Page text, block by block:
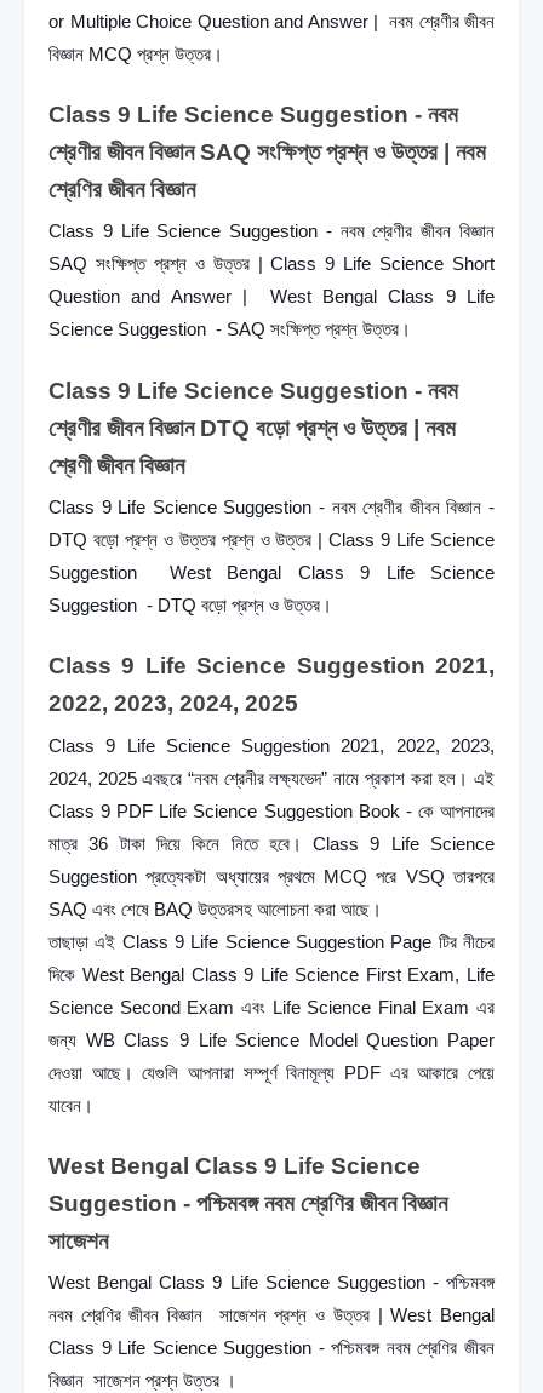
or Multiple Choice Question and Answer |  নবম শ্রেণীর জীবন
বিজ্ঞান MCQ প্রশ্ন উত্তর।
Class 9 Life Science Suggestion - নবম
শ্রেণীর জীবন বিজ্ঞান SAQ সংক্ষিপ্ত প্রশ্ন ও উত্তর | নবম
শ্রেণির জীবন বিজ্ঞান
Class 9 Life Science Suggestion - নবম শ্রেণীর জীবন বিজ্ঞান
SAQ সংক্ষিপ্ত প্রশ্ন ও উত্তর | Class 9 Life Science Short
Question and Answer |  West Bengal Class 9 Life
Science Suggestion  - SAQ সংক্ষিপ্ত প্রশ্ন উত্তর।
Class 9 Life Science Suggestion - নবম
শ্রেণীর জীবন বিজ্ঞান DTQ বড়ো প্রশ্ন ও উত্তর | নবম
শ্রেণী জীবন বিজ্ঞান
Class 9 Life Science Suggestion - নবম শ্রেণীর জীবন বিজ্ঞান -
DTQ বড়ো প্রশ্ন ও উত্তর প্রশ্ন ও উত্তর | Class 9 Life Science
Suggestion  West Bengal Class 9 Life Science
Suggestion  - DTQ বড়ো প্রশ্ন ও উত্তর।
Class 9 Life Science Suggestion 2021,
2022, 2023, 2024, 2025
Class 9 Life Science Suggestion 2021, 2022, 2023,
2024, 2025 এবছরে “নবম শ্রেনীর লক্ষ্যভেদ” নামে প্রকাশ করা হল। এই
Class 9 PDF Life Science Suggestion Book - কে আপনাদের
মাত্র 36 টাকা দিয়ে কিনে নিতে হবে। Class 9 Life Science
Suggestion প্রত্যেকটা অধ্যায়ের প্রথমে MCQ পরে VSQ তারপরে
SAQ এবং শেষে BAQ উত্তরসহ আলোচনা করা আছে।
তাছাড়া এই Class 9 Life Science Suggestion Page টির নীচের
দিকে West Bengal Class 9 Life Science First Exam, Life
Science Second Exam এবং Life Science Final Exam এর
জন্য WB Class 9 Life Science Model Question Paper
দেওয়া আছে। যেগুলি আপনারা সম্পূর্ণ বিনামূল্য PDF এর আকারে পেয়ে
যাবেন।
West Bengal Class 9 Life Science
Suggestion - পশ্চিমবঙ্গ নবম শ্রেণির জীবন বিজ্ঞান
সাজেশন
West Bengal Class 9 Life Science Suggestion - পশ্চিমবঙ্গ
নবম শ্রেণির জীবন বিজ্ঞান  সাজেশন প্রশ্ন ও উত্তর | West Bengal
Class 9 Life Science Suggestion - পশ্চিমবঙ্গ নবম শ্রেণির জীবন
বিজ্ঞান  সাজেশন প্রশ্ন উত্তর ।